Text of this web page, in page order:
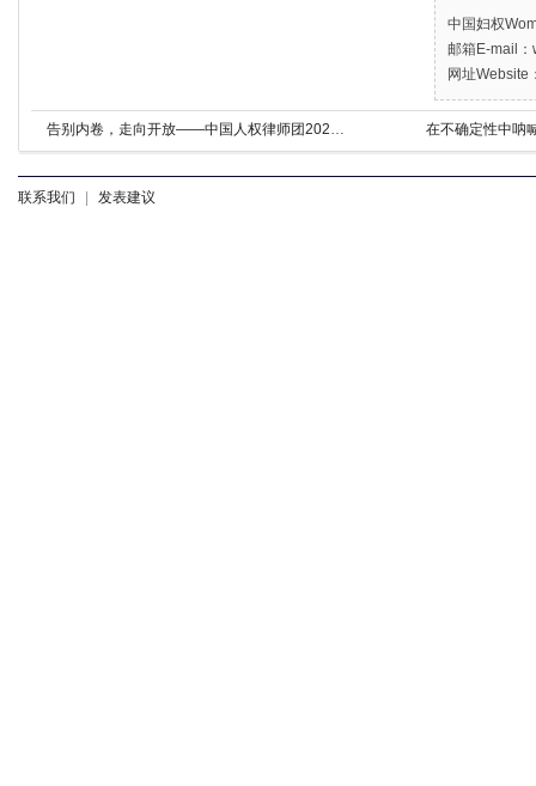
中国妇权
邮箱E-mail
网址Website
在不确定性中呐
联系我们 | 发表建议